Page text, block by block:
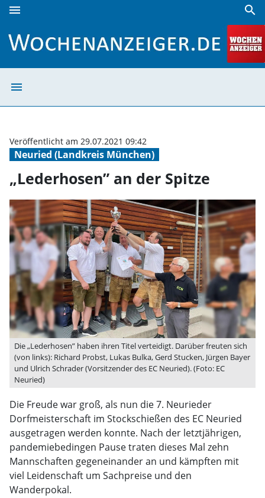
menu search
menu
Neuried (Landkreis München)
Veröffentlicht am 29.07.2021 09:42
„Lederhosen” an der Spitze
Die „Lederhosen” haben ihren Titel verteidigt. Darüber freuten sich
(von links): Richard Probst, Lukas Bulka, Gerd Stucken, Jürgen Bayer
und Ulrich Schrader (Vorsitzender des EC Neuried). (Foto: EC
Neuried)
Die Freude war groß, als nun die 7. Neurieder
Dorfmeisterschaft im Stockschießen des EC Neuried
ausgetragen werden konnte. Nach der letztjährigen,
pandemiebedingen Pause traten dieses Mal zehn
Mannschaften gegeneinander an und kämpften mit
viel Leidenschaft um Sachpreise und den
Wanderpokal.